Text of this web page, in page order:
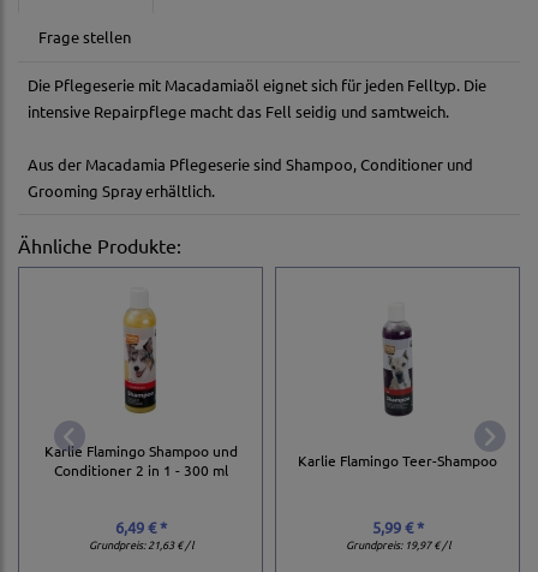
Frage stellen
Die Pflegeserie mit Macadamiaöl eignet sich für jeden Felltyp. Die
intensive Repairpflege macht das Fell seidig und samtweich.
Aus der Macadamia Pflegeserie sind Shampoo, Conditioner und
Grooming Spray erhältlich.
Ähnliche Produkte:
Karlie Flamingo Shampoo und
Conditioner 2 in 1 - 300 ml
6,49 € *
Grundpreis:21,63 € / l
Karlie Flamingo Teer-Shampoo
5,99 € *
Grundpreis: 19,97 € / l